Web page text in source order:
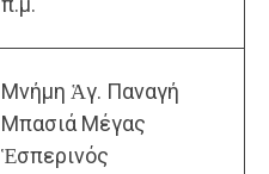
Μνήμη Ἁγ. Παναγή
Μπασιά Μέγας
Ἑσπερινός